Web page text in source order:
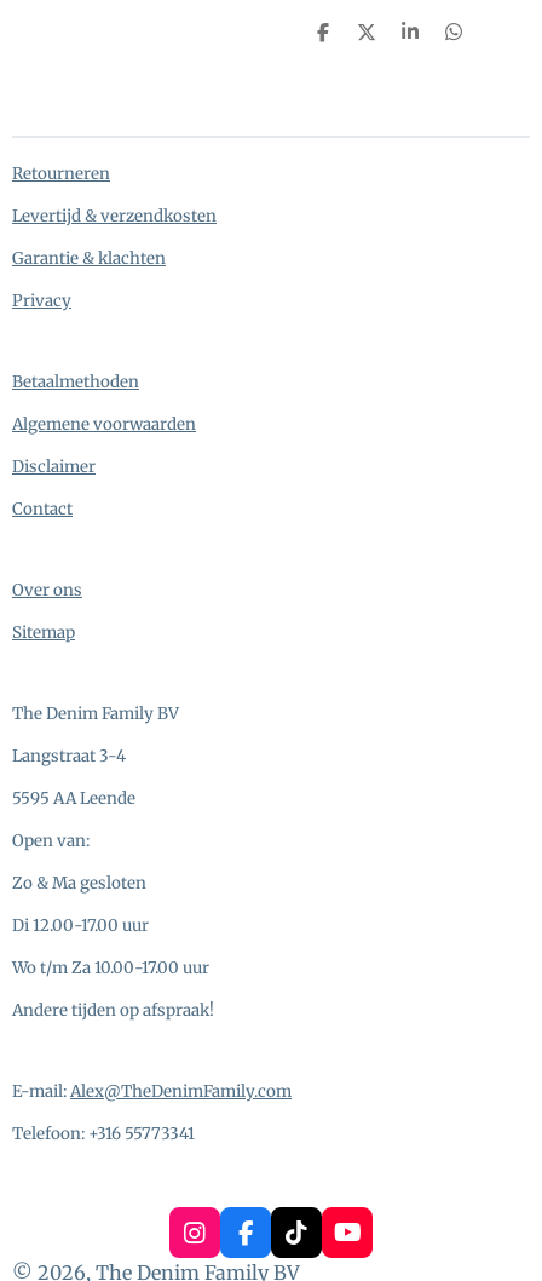
D
D
S
D
Retourneren
Levertijd & verzendkosten
Garantie & klachten
Privacy
Betaalmethoden
Algemene voorwaarden
Disclaimer
Contact
Over ons
Sitemap
The Denim Family BV
Langstraat 3-4
5595 AA Leende
Open van:
Zo & Ma gesloten
Di 12.00-17.00 uur
Wo t/m Za 10.00-17.00 uur
Andere tijden op afspraak!
E-mail:Alex@TheDenimFamily.com
Telefoon: +316 55773341
I
n
F
a
T
i
Y
o
© 2026, The Denim Family BV